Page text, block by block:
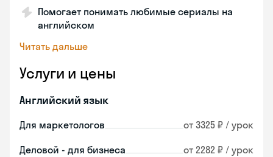
Помогает понимать любимые сериалы на
английском
Читать дальше
Услуги и цены
Английский язык
Для маркетологов от 3325 ₽ / урок
Деловой - для бизнеса от 2282 ₽ / урок